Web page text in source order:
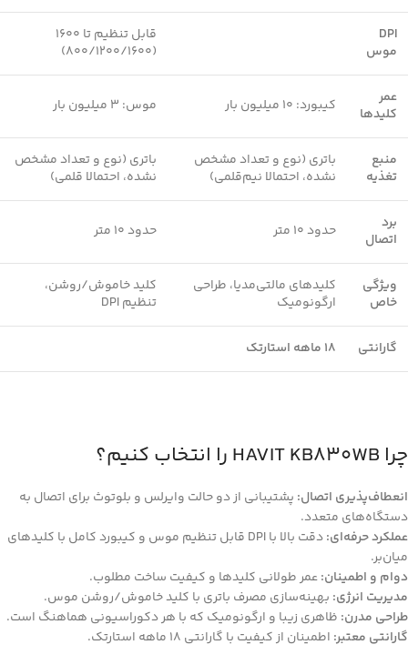
DPI
موس
قابل تنظیم تا 1600
(800/1200/1600)
عمر
کلیدها
کیبورد: 10 میلیون بار موس: 3 میلیون بار
منبع
تغذیه
باتری (نوع و تعداد مشخص
نشده، احتمالا نیم‌قلمی)
باتری (نوع و تعداد مشخص
نشده، احتمالا قلمی)
برد
اتصال
حدود 10 متر حدود 10 متر
ویژگی
خاص
کلیدهای مالتی‌مدیا، طراحی
ارگونومیک
کلید خاموش/روشن،
تنظیم DPI
گارانتی 18 ماهه استارتک
چرا HAVIT KB830WB را انتخاب کنیم؟
انعطاف‌پذیری اتصال: پشتیبانی از دو حالت وایرلس و بلوتوث برای اتصال به
دستگاه‌های متعدد.
عملکرد حرفه‌ای:
دقت بالا با DPI قابل تنظیم موس و کیبورد کامل با کلیدهای
میان‌بر.
دوام و اطمینان:عمر طولانی کلیدها و کیفیت ساخت مطلوب.
مدیریت انرژی: بهینه‌سازی مصرف باتری با کلید خاموش/روشن موس.
طراحی مدرن: ظاهری زیبا و ارگونومیک که با هر دکوراسیونی هماهنگ است.
گارانتی معتبر: اطمینان از کیفیت با گارانتی ۱۸ ماهه استارتک.